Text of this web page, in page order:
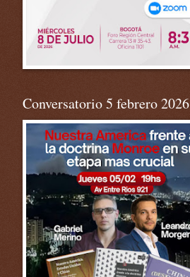
Conversatorio 5 febrero 2026